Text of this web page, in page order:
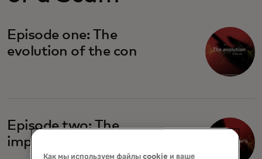
Episode one: The
evolution of the con
Episode two: The
imposter's playbook
Как мы используем файлы cookie и ваше